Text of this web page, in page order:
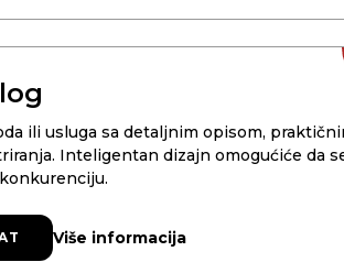
ili usluga sa detaljnim opisom,
Inteligentan dizajn omogućiće da
Više informacija